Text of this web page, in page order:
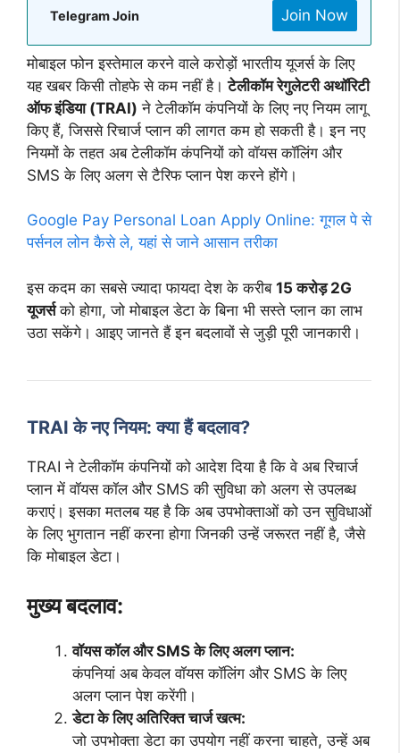
Telegram Join Join Now
मोबाइल फोन इस्तेमाल करने वाले करोड़ों भारतीय यूजर्स के लिए
यह खबर किसी तोहफे से कम नहीं है।टेलीकॉम रेगुलेटरी अथॉरिटी
ऑफ इंडिया (TRAI) ने टेलीकॉम कंपनियों के लिए नए नियम लागू
किए हैं, जिससे रिचार्ज प्लान की लागत कम हो सकती है। इन नए
नियमों के तहत अब टेलीकॉम कंपनियों को वॉयस कॉलिंग और
SMS के लिए अलग से टैरिफ प्लान पेश करने होंगे।
Google Pay Personal Loan Apply Online: गूगल पे से
पर्सनल लोन कैसे ले, यहां से जाने आसान तरीका
इस कदम का सबसे ज्यादा फायदा देश के करीब 15 करोड़ 2G
यूजर्सको होगा, जो मोबाइल डेटा के बिना भी सस्ते प्लान का लाभ
उठा सकेंगे। आइए जानते हैं इन बदलावों से जुड़ी पूरी जानकारी।
TRAI के नए नियम: क्या हैं बदलाव?
TRAI ने टेलीकॉम कंपनियों को आदेश दिया है कि वे अब रिचार्ज
प्लान में वॉयस कॉल और SMS की सुविधा को अलग से उपलब्ध
कराएं। इसका मतलब यह है कि अब उपभोक्ताओं को उन सुविधाओं
के लिए भुगतान नहीं करना होगा जिनकी उन्हें जरूरत नहीं है, जैसे
कि मोबाइल डेटा।
मुख्य बदलाव:
वॉयस कॉल और SMS के लिए अलग प्लान:
कंपनियां अब केवल वॉयस कॉलिंग और SMS के लिए
अलग प्लान पेश करेंगी।
डेटा के लिए अतिरिक्त चार्ज खत्म:
जो उपभोक्ता डेटा का उपयोग नहीं करना चाहते, उन्हें अब